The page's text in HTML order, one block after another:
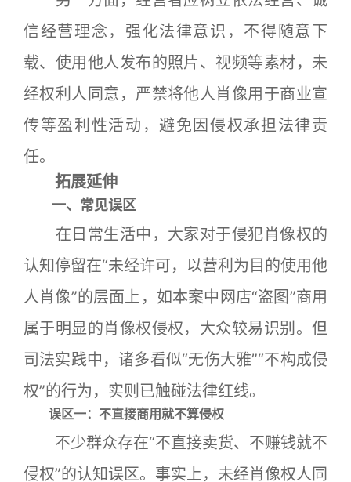
信经营理念，强化法律意识，不得随意下
载、使用他人发布的照片、视频等素材，未
经权利人同意，严禁将他人肖像用于商业宣
传等盈利性活动，避免因侵权承担法律责
任。
拓展延伸
一、常见误区
在日常生活中，大家对于侵犯肖像权的
认知停留在“未经许可，以营利为目的使用他
人肖像”的层面上，如本案中网店“盗图”商用
属于明显的肖像权侵权，大众较易识别。但
司法实践中，诸多看似“无伤大雅”“不构成侵
权”的行为，实则已触碰法律红线。
误区一：不直接商用就不算侵权
不少群众存在“不直接卖货、不赚钱就不
侵权”的认知误区。事实上，未经肖像权人同